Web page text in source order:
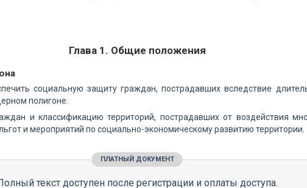
Глава 1. Общие положения
социальную защиту граждан, пострадавших вследствие
полигоне.
и классификацию территорий, пострадавших от воздействия
и мероприятий по социально-экономическому развитию территории.
ПЛАТНЫЙ ДОКУМЕНТ
текст доступен после регистрации и оплаты доступа.